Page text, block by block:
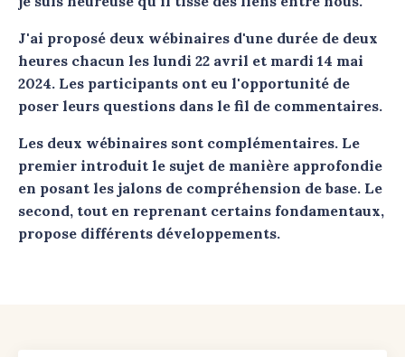
J'ai proposé deux wébinaires d'une durée de deux
heures chacun les lundi 22 avril et mardi 14 mai
2024. Les participants ont eu l'opportunité de
poser leurs questions dans le fil de commentaires.
Les deux wébinaires sont complémentaires. Le
premier introduit le sujet de manière approfondie
en posant les jalons de compréhension de base. Le
second, tout en reprenant certains fondamentaux,
propose différents développements.